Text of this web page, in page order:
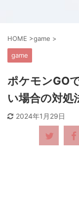
HOME >game >
game
ポケモンGO
い場合の対処
2024年1月29日